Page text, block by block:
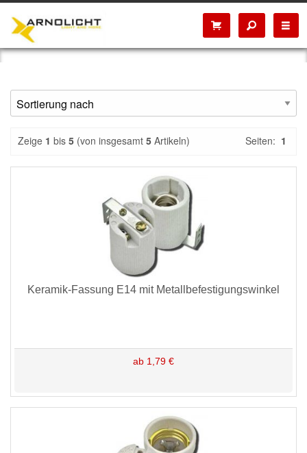
Zeige 1 bis 5 (von insgesamt 5 Artikeln) Seiten: 1
Keramik-Fassung E14 mit Metallbefestigungswinkel
ab 1,79 €